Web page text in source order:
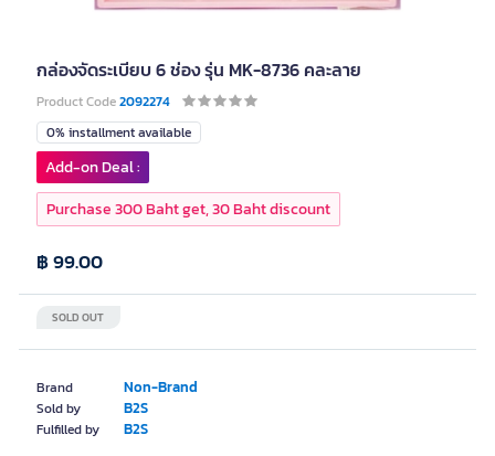
กล่องจัดระเบียบ 6 ช่อง รุ่น MK-8736 คละลาย
Product Code2092274
Brand Non-Brand
Sold by B2S
Fulfilled by B2S
0% installment available
SOLD OUT
฿ 99.00
Add-on Deal :
Purchase 300 Baht get, 30 Baht discount